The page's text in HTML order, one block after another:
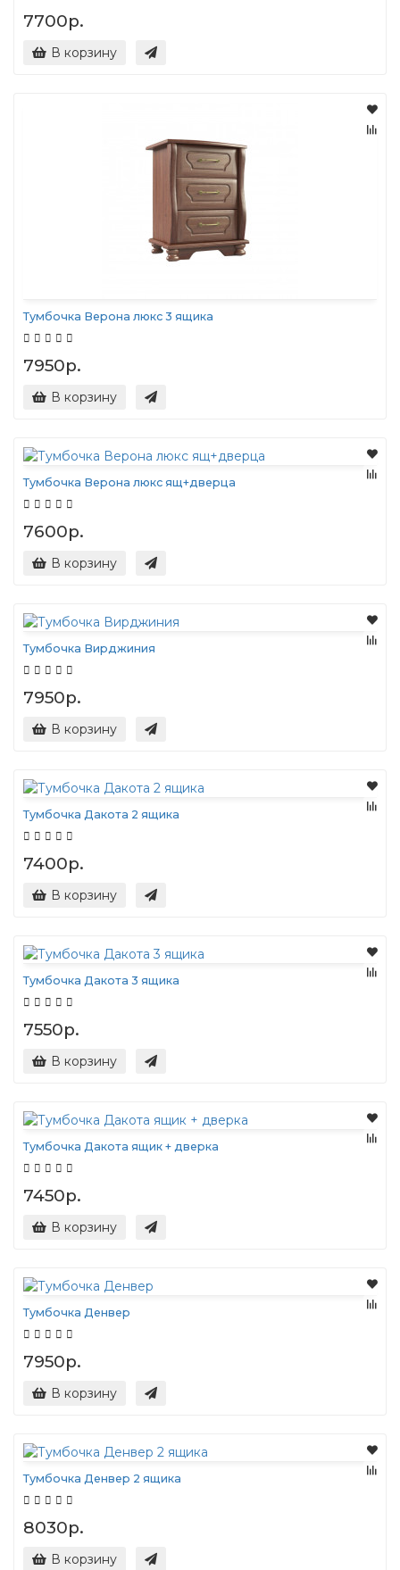
7700р.
В корзину
Тумбочка Верона люкс 3 ящика
7950р.
В корзину
Тумбочка Верона люкс ящ+дверца
7600р.
В корзину
Тумбочка Вирджиния
7950р.
В корзину
Тумбочка Дакота 2 ящика
7400р.
В корзину
Тумбочка Дакота 3 ящика
7550р.
В корзину
Тумбочка Дакота ящик + дверка
7450р.
В корзину
Тумбочка Денвер
7950р.
В корзину
Тумбочка Денвер 2 ящика
8030р.
В корзину